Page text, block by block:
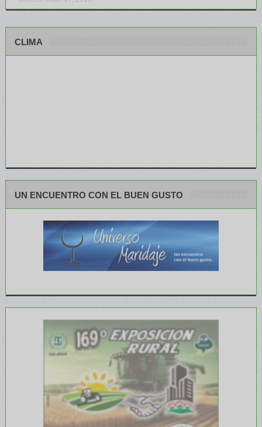
CLIMA
UN ENCUENTRO CON EL BUEN GUSTO